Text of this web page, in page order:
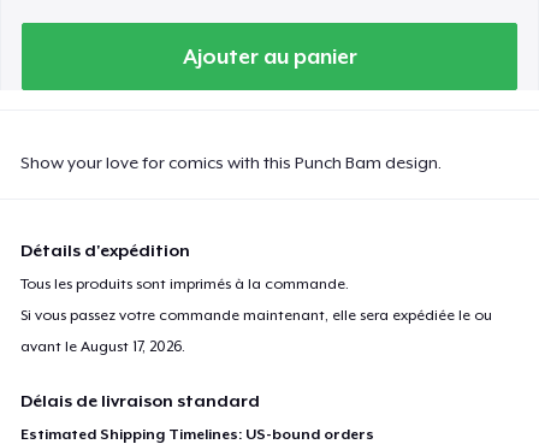
Ajouter au panier
Show your love for comics with this Punch Bam design.
Détails d'expédition
Tous les produits sont imprimés à la commande.
Si vous passez votre commande maintenant, elle sera expédiée le ou
avant leAugust 17, 2026
Délais de livraison standard
Estimated Shipping Timelines: US-bound orders